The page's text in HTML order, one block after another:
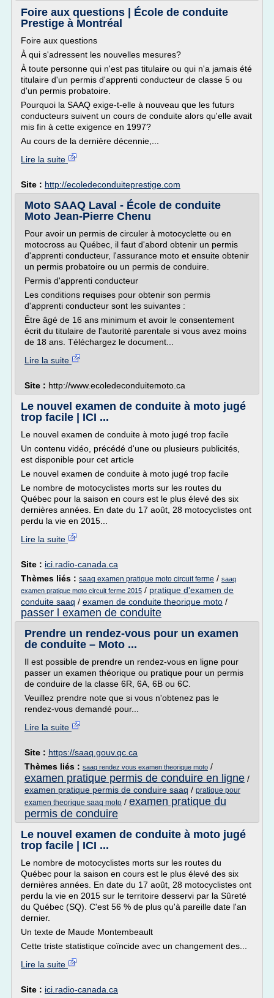
Foire aux questions | École de conduite
Prestige à Montréal
Foire aux questions
À qui s'adressent les nouvelles mesures?
À toute personne qui n'est pas titulaire ou qui n'a jamais été
titulaire d'un permis d'apprenti conducteur de classe 5 ou
d'un permis probatoire.
Pourquoi la SAAQ exige-t-elle à nouveau que les futurs
conducteurs suivent un cours de conduite alors qu'elle avait
mis fin à cette exigence en 1997?
Au cours de la dernière décennie,...
Lire la suite
Site : http://ecoledeconduiteprestige.com
Moto SAAQ Laval - École de conduite
Moto Jean-Pierre Chenu
Pour avoir un permis de circuler à motocyclette ou en
motocross au Québec, il faut d'abord obtenir un permis
d'apprenti conducteur, l'assurance moto et ensuite obtenir
un permis probatoire ou un permis de conduire.
Permis d'apprenti conducteur
Les conditions requises pour obtenir son permis
d'apprenti conducteur sont les suivantes :
Être âgé de 16 ans minimum et avoir le consentement
écrit du titulaire de l'autorité parentale si vous avez moins
de 18 ans. Téléchargez le document...
Lire la suite
Site : http://www.ecoledeconduitemoto.ca
Le nouvel examen de conduite à moto jugé
trop facile | ICI ...
Le nouvel examen de conduite à moto jugé trop facile
Un contenu vidéo, précédé d'une ou plusieurs publicités,
est disponible pour cet article
Le nouvel examen de conduite à moto jugé trop facile
Le nombre de motocyclistes morts sur les routes du
Québec pour la saison en cours est le plus élevé des six
dernières années. En date du 17 août, 28 motocyclistes ont
perdu la vie en 2015...
Lire la suite
Site : ici.radio-canada.ca
Thèmes liés : saaq examen pratique moto circuit ferme / saaq
examen pratique moto circuit ferme 2015 / pratique d'examen de
conduite saaq / examen de conduite theorique moto /
passer l examen de conduite
Prendre un rendez-vous pour un examen
de conduite – Moto ...
Il est possible de prendre un rendez-vous en ligne pour
passer un examen théorique ou pratique pour un permis
de conduire de la classe 6R, 6A, 6B ou 6C.
Veuillez prendre note que si vous n'obtenez pas le
rendez-vous demandé pour...
Lire la suite
Site : https://saaq.gouv.qc.ca
Thèmes liés : saaq rendez vous examen theorique moto /
examen pratique permis de conduire en ligne /
examen pratique permis de conduire saaq / pratique pour
examen theorique saaq moto / examen pratique du
permis de conduire
Le nouvel examen de conduite à moto jugé
trop facile | ICI ...
Le nombre de motocyclistes morts sur les routes du
Québec pour la saison en cours est le plus élevé des six
dernières années. En date du 17 août, 28 motocyclistes ont
perdu la vie en 2015 sur le territoire desservi par la Sûreté
du Québec (SQ). C'est 56 % de plus qu'à pareille date l'an
dernier.
Un texte de Maude Montembeault
Cette triste statistique coïncide avec un changement des...
Lire la suite
Site : ici.radio-canada.ca